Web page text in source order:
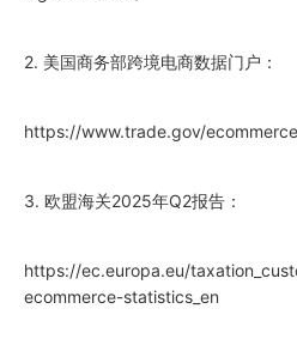
2. 美国商务部跨境电商数据门户：
https://www.trade.gov/
3. 欧盟海关2025年Q2报告：
https://ec.europa.eu/
ecommerce-statistics_en